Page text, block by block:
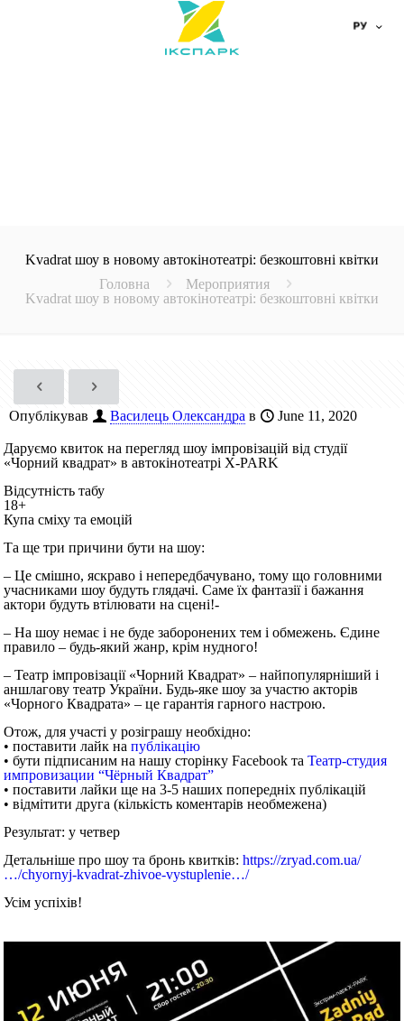
Kvadrat шоу в новому автокінотеатрі: безкоштовні квітки
Головна
Мероприятия
Kvadrat шоу в новому автокінотеатрі: безкоштовні квітки
Опублікував Василець Олександра в June 11, 2020
Даруємо квиток на перегляд шоу імпровізацій від студії
«Чорний квадрат» в автокінотеатрі X-PARK
Відсутність табу
18+
Купа сміху та емоцій
Та ще три причини бути на шоу:
– Це смішно, яскраво і непередбачувано, тому що головними
учасниками шоу будуть глядачі. Саме їх фантазії і бажання
актори будуть втілювати на сцені!-
– На шоу немає і не буде заборонених тем і обмежень. Єдине
правило – будь-який жанр, крім нудного!
– Театр імпровізації «Чорний Квадрат» – найпопулярніший і
аншлагову театр України. Будь-яке шоу за участю акторів
«Чорного Квадрата» – це гарантія гарного настрою.
Отож, для участі у розіграшу необхідно:
• поставити лайк напублікацію
• бути підписаним на нашу сторінку Facebook таТеатр-студия
импровизации “Чёрный Квадрат”
• поставити лайки ще на 3-5 наших попередніх публікацій
• відмітити друга (кількість коментарів необмежена)
Результат: у четвер
Детальніше про шоу та бронь квитків:https://zryad.com.ua/
…/chyornyj-kvadrat-zhivoe-vystuplenie…/
Усім успіхів!